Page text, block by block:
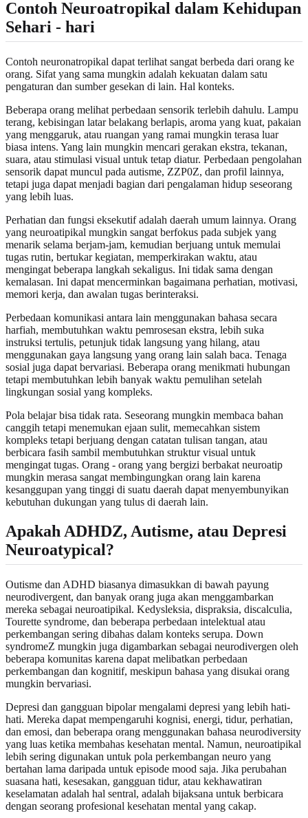
Contoh Neuroatropikal dalam Kehidupan
Sehari - hari
Contoh neuronatropikal dapat terlihat sangat berbeda dari orang ke
orang. Sifat yang sama mungkin adalah kekuatan dalam satu
pengaturan dan sumber gesekan di lain. Hal konteks.
Beberapa orang melihat perbedaan sensorik terlebih dahulu. Lampu
terang, kebisingan latar belakang berlapis, aroma yang kuat, pakaian
yang menggaruk, atau ruangan yang ramai mungkin terasa luar
biasa intens. Yang lain mungkin mencari gerakan ekstra, tekanan,
suara, atau stimulasi visual untuk tetap diatur. Perbedaan pengolahan
sensorik dapat muncul pada autisme, ZZP0Z, dan profil lainnya,
tetapi juga dapat menjadi bagian dari pengalaman hidup seseorang
yang lebih luas.
Perhatian dan fungsi eksekutif adalah daerah umum lainnya. Orang
yang neuroatipikal mungkin sangat berfokus pada subjek yang
menarik selama berjam-jam, kemudian berjuang untuk memulai
tugas rutin, bertukar kegiatan, memperkirakan waktu, atau
mengingat beberapa langkah sekaligus. Ini tidak sama dengan
kemalasan. Ini dapat mencerminkan bagaimana perhatian, motivasi,
memori kerja, dan awalan tugas berinteraksi.
Perbedaan komunikasi antara lain menggunakan bahasa secara
harfiah, membutuhkan waktu pemrosesan ekstra, lebih suka
instruksi tertulis, petunjuk tidak langsung yang hilang, atau
menggunakan gaya langsung yang orang lain salah baca. Tenaga
sosial juga dapat bervariasi. Beberapa orang menikmati hubungan
tetapi membutuhkan lebih banyak waktu pemulihan setelah
lingkungan sosial yang kompleks.
Pola belajar bisa tidak rata. Seseorang mungkin membaca bahan
canggih tetapi menemukan ejaan sulit, memecahkan sistem
kompleks tetapi berjuang dengan catatan tulisan tangan, atau
berbicara fasih sambil membutuhkan struktur visual untuk
mengingat tugas. Orang - orang yang bergizi berbakat neuroatip
mungkin merasa sangat membingungkan orang lain karena
kesanggupan yang tinggi di suatu daerah dapat menyembunyikan
kebutuhan dukungan yang tulus di daerah lain.
Apakah ADHDZ, Autisme, atau Depresi
Neuroatypical?
Outisme dan ADHD biasanya dimasukkan di bawah payung
neurodivergent, dan banyak orang juga akan menggambarkan
mereka sebagai neuroatipikal. Kedysleksia, dispraksia, discalculia,
Tourette syndrome, dan beberapa perbedaan intelektual atau
perkembangan sering dibahas dalam konteks serupa. Down
syndromeZ mungkin juga digambarkan sebagai neurodivergen oleh
beberapa komunitas karena dapat melibatkan perbedaan
perkembangan dan kognitif, meskipun bahasa yang disukai orang
mungkin bervariasi.
Depresi dan gangguan bipolar mengalami depresi yang lebih hati-
hati. Mereka dapat mempengaruhi kognisi, energi, tidur, perhatian,
dan emosi, dan beberapa orang menggunakan bahasa neurodiversity
yang luas ketika membahas kesehatan mental. Namun, neuroatipikal
lebih sering digunakan untuk pola perkembangan neuro yang
bertahan lama daripada untuk episode mood saja. Jika perubahan
suasana hati, kesesakan, gangguan tidur, atau kekhawatiran
keselamatan adalah hal sentral, adalah bijaksana untuk berbicara
dengan seorang profesional kesehatan mental yang cakap.